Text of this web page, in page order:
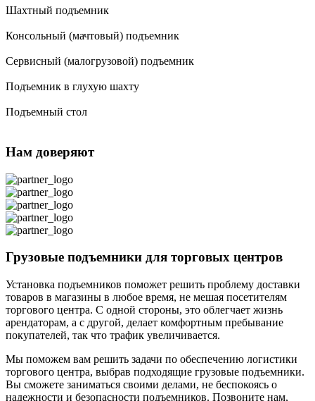
Шахтный подъемник
Консольный (мачтовый) подъемник
Сервисный (малогрузовой) подъемник
Подъемник в глухую шахту
Подъемный стол
Нам доверяют
Грузовые подъемники для торговых центров
Установка подъемников поможет решить проблему доставки
товаров в магазины в любое время, не мешая посетителям
торгового центра. С одной стороны, это облегчает жизнь
арендаторам, а с другой, делает комфортным пребывание
покупателей, так что трафик увеличивается.
Мы поможем вам решить задачи по обеспечению логистики
торгового центра, выбрав подходящие грузовые подъемники.
Вы сможете заниматься своими делами, не беспокоясь о
надежности и безопасности подъемников. Позвоните нам,